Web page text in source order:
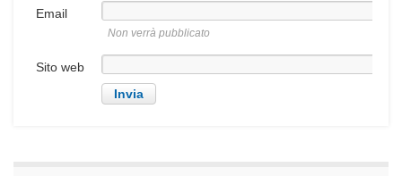
Email
Non verrà pubblicato
Sito web